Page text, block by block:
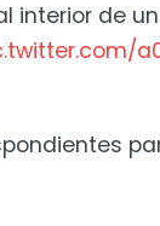
interior de